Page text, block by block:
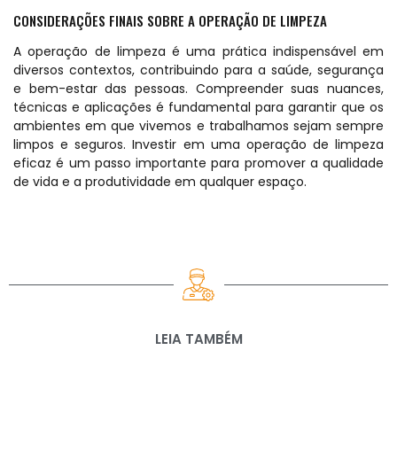
CONSIDERAÇÕES FINAIS SOBRE A OPERAÇÃO DE LIMPEZA
A operação de limpeza é uma prática indispensável em
diversos contextos, contribuindo para a saúde, segurança
e bem-estar das pessoas. Compreender suas nuances,
técnicas e aplicações é fundamental para garantir que os
ambientes em que vivemos e trabalhamos sejam sempre
limpos e seguros. Investir em uma operação de limpeza
eficaz é um passo importante para promover a qualidade
de vida e a produtividade em qualquer espaço.
LEIA TAMBÉM